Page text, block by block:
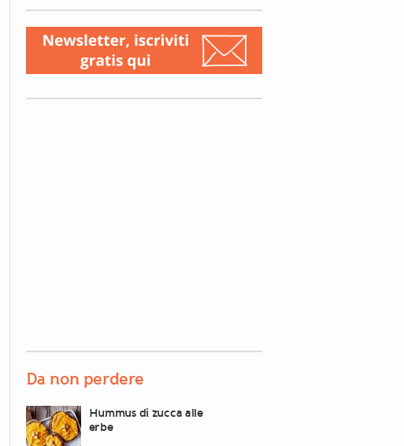
Da non perdere
Hummus di zucca alle
erbe